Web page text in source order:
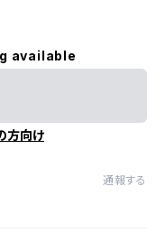
available
方向け
通報する